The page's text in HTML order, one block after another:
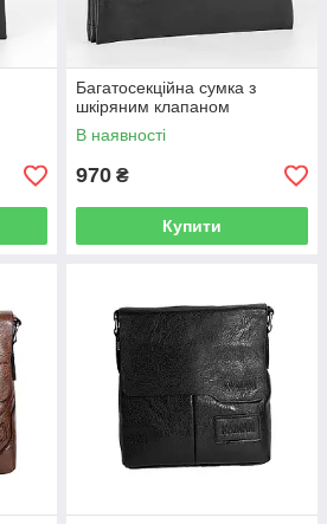
Багатосекційна сумка з
шкіряним клапаном
В наявності
970 ₴
Купити